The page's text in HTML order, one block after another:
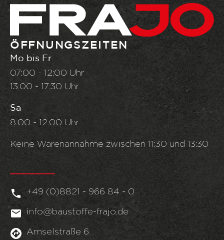
ÖFFNUNGSZEITEN
Mo bis Fr
07:00 - 12:00 Uhr
13:00 - 17:30 Uhr
Sa
8:00 - 12:00 Uhr
Keine Warenannahme zwischen 11:30 und 13:30
+49 (0)8821 - 966 84 - 0
info@baustoffe-frajo.de
Amselstraße 6